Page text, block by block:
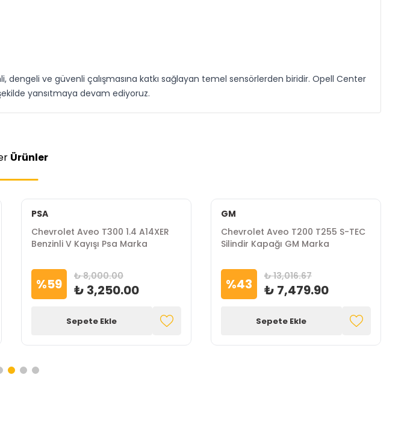
dengeli ve güvenli çalışmasına katkı sağlayan temel sensörlerden biridir. Opell Center
yansıtmaya devam ediyoruz.
Ürünler
PSA
Chevrolet Aveo T300 1.4 A14XER
Benzinli V Kayışı Psa Marka
%59 ₺ 8,000.00
₺ 3,250.00
Sepete Ekle
GM
Chevrolet Aveo T200 T255 S-TEC
Silindir Kapağı GM Marka
%43 ₺ 13,016.67
₺ 7,479.90
Sepete Ekle